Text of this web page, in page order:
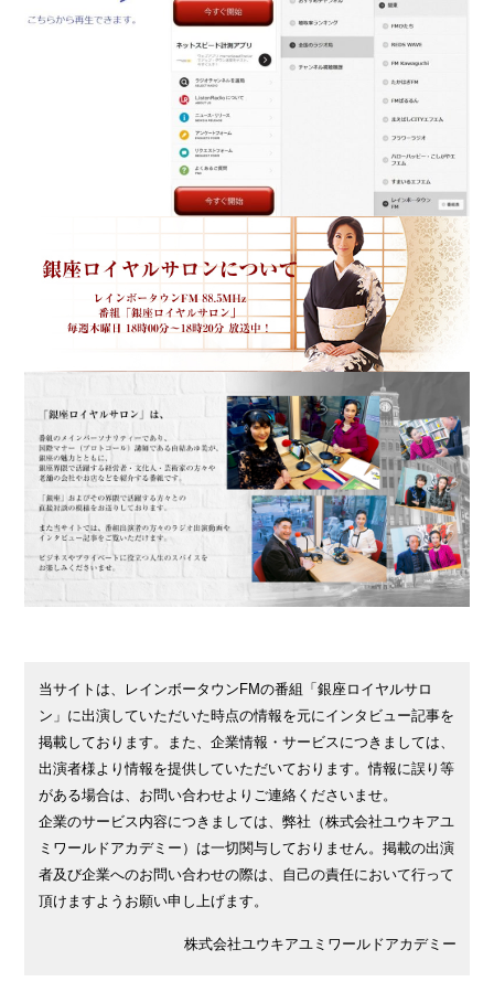
当サイトは、レインボータウンFMの番組「銀座ロイヤルサロ
ン」に出演していただいた時点の情報を元にインタビュー記事を
掲載しております。また、企業情報・サービスにつきましては、
出演者様より情報を提供していただいております。情報に誤り等
がある場合は、お問い合わせよりご連絡くださいませ。
企業のサービス内容につきましては、弊社（株式会社ユウキアユ
ミワールドアカデミー）は一切関与しておりません。掲載の出演
者及び企業へのお問い合わせの際は、自己の責任において行って
頂けますようお願い申し上げます。
株式会社ユウキアユミワールドアカデミー